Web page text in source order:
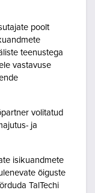
poolt
teenustega
vastavuse
volitatud
ja
isikuandmete
õiguste
TalTechi